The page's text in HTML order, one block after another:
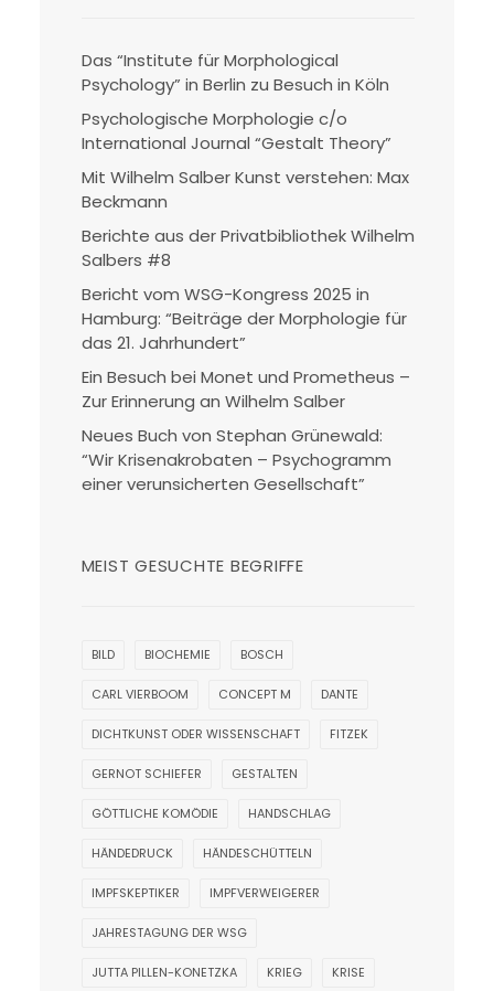
Das “Institute für Morphological
Psychology” in Berlin zu Besuch in Köln
Psychologische Morphologie c/o
International Journal “Gestalt Theory”
Mit Wilhelm Salber Kunst verstehen: Max
Beckmann
Berichte aus der Privatbibliothek Wilhelm
Salbers #8
Bericht vom WSG-Kongress 2025 in
Hamburg: “Beiträge der Morphologie für
das 21. Jahrhundert”
Ein Besuch bei Monet und Prometheus –
Zur Erinnerung an Wilhelm Salber
Neues Buch von Stephan Grünewald:
“Wir Krisenakrobaten – Psychogramm
einer verunsicherten Gesellschaft”
MEIST GESUCHTE BEGRIFFE
BILD BIOCHEMIE BOSCH
CARL VIERBOOM CONCEPT M DANTE
DICHTKUNST ODER WISSENSCHAFT FITZEK
GERNOT SCHIEFER GESTALTEN
GÖTTLICHE KOMÖDIE HANDSCHLAG
HÄNDEDRUCK HÄNDESCHÜTTELN
IMPFSKEPTIKER IMPFVERWEIGERER
JAHRESTAGUNG DER WSG
JUTTA PILLEN-KONETZKA KRIEG KRISE